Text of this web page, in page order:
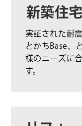
新築住宅
実証された耐
とかちBase、
様のニーズに
す。